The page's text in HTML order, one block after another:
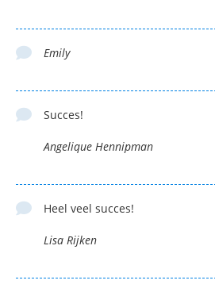
Emily
Succes!
Angelique Hennipman
Heel veel succes!
Lisa Rijken